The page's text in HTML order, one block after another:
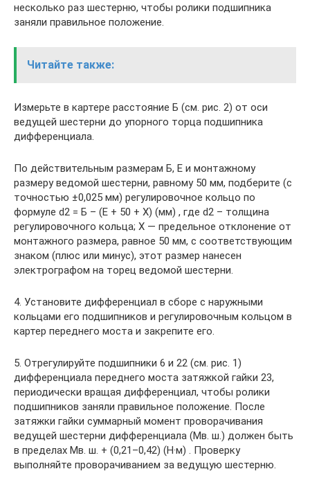
несколько раз шестерню, чтобы ролики подшипника
заняли правильное положение.
Читайте также:
Измерьте в картере расстояние Б (см. рис. 2) от оси
ведущей шестерни до упорного торца подшипника
дифференциала.
По действительным размерам Б, Е и монтажному
размеру ведомой шестерни, равному 50 мм, подберите (с
точностью ±0,025 мм) регулировочное кольцо по
формуле d2 = Б – (Е + 50 + Х) (мм) , где d2 – толщина
регулировочного кольца; X — предельное отклонение от
монтажного размера, равное 50 мм, с соответствующим
знаком (плюс или минус), этот размер нанесен
электрографом на торец ведомой шестерни.
4. Установите дифференциал в сборе с наружными
кольцами его подшипников и регулировочным кольцом в
картер переднего моста и закрепите его.
5. Отрегулируйте подшипники 6 и 22 (см. рис. 1)
дифференциала переднего моста затяжкой гайки 23,
периодически вращая дифференциал, чтобы ролики
подшипников заняли правильное положение. После
затяжки гайки суммарный момент проворачивания
ведущей шестерни дифференциала (Мв. ш.) должен быть
в пределах Мв. ш. + (0,21–0,42) (Н·м) . Проверку
выполняйте проворачиванием за ведущую шестерню.